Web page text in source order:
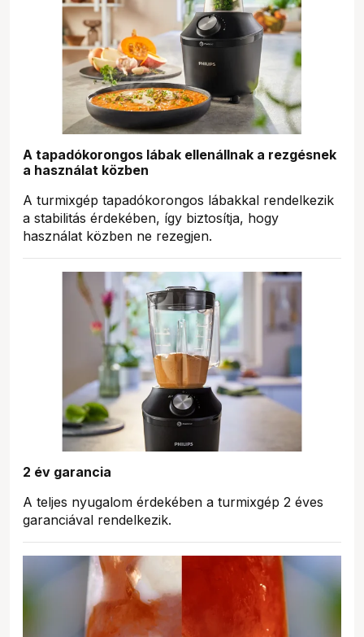
A tapadókorongos lábak ellenállnak a rezgésnek
a használat közben
A turmixgép tapadókorongos lábakkal rendelkezik
a stabilitás érdekében, így biztosítja, hogy
használat közben ne rezegjen.
2 év garancia
A teljes nyugalom érdekében a turmixgép 2 éves
garanciával rendelkezik.